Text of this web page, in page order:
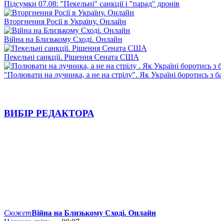
Підсумки 07.08: "Пекельні" санкції і "парад" дронів
Вторгнення Росії в Україну. Онлайн
Війна на Близькому Сході. Онлайн
Пекельні санкції. Рішення Сената США
"Полювати на лучника, а не на стрілу". Як Україні боротись з
ВИБІР РЕДАКТОРА
СюжетВійна на Близькому Сході. Онлайн